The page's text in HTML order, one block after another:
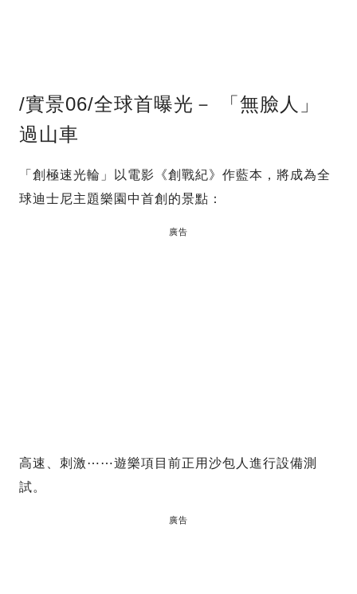
/實景06/全球首曝光－ 「無臉人」
過山車
「創極速光輪」以電影《創戰紀》作藍本，將成為全
球迪士尼主題樂園中首創的景點：
廣告
高速、刺激⋯⋯遊樂項目前正用沙包人進行設備測
試。
廣告